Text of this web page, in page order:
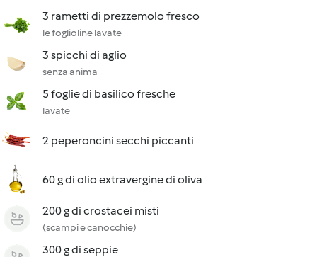
3 rametti di prezzemolo fresco
le foglioline lavate
3 spicchi di aglio
senza anima
5 foglie di basilico fresche
lavate
2 peperoncini secchi piccanti
60 g di olio extravergine di oliva
200 g di crostacei misti
(scampi e canocchie)
300 g di seppie